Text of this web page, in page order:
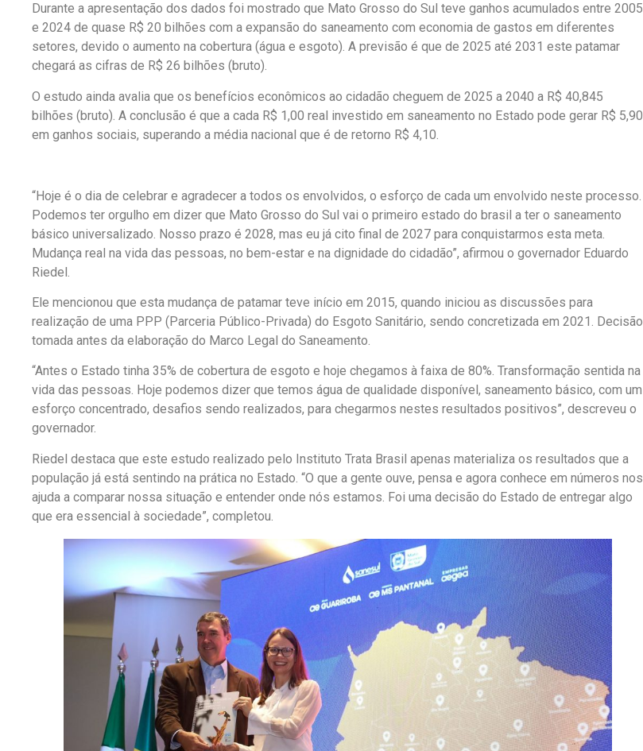
Durante a apresentação dos dados foi mostrado que Mato Grosso do Sul teve ganhos acumulados entre 2005
e 2024 de quase R$ 20 bilhões com a expansão do saneamento com economia de gastos em diferentes
setores, devido o aumento na cobertura (água e esgoto). A previsão é que de 2025 até 2031 este patamar
chegará as cifras de R$ 26 bilhões (bruto).
O estudo ainda avalia que os benefícios econômicos ao cidadão cheguem de 2025 a 2040 a R$ 40,845
bilhões (bruto). A conclusão é que a cada R$ 1,00 real investido em saneamento no Estado pode gerar R$ 5,90
em ganhos sociais, superando a média nacional que é de retorno R$ 4,10.
“Hoje é o dia de celebrar e agradecer a todos os envolvidos, o esforço de cada um envolvido neste processo.
Podemos ter orgulho em dizer que Mato Grosso do Sul vai o primeiro estado do brasil a ter o saneamento
básico universalizado. Nosso prazo é 2028, mas eu já cito final de 2027 para conquistarmos esta meta.
Mudança real na vida das pessoas, no bem-estar e na dignidade do cidadão”, afirmou o governador Eduardo
Riedel.
Ele mencionou que esta mudança de patamar teve início em 2015, quando iniciou as discussões para
realização de uma PPP (Parceria Público-Privada) do Esgoto Sanitário, sendo concretizada em 2021. Decisão
tomada antes da elaboração do Marco Legal do Saneamento.
“Antes o Estado tinha 35% de cobertura de esgoto e hoje chegamos à faixa de 80%. Transformação sentida na
vida das pessoas. Hoje podemos dizer que temos água de qualidade disponível, saneamento básico, com um
esforço concentrado, desafios sendo realizados, para chegarmos nestes resultados positivos”, descreveu o
governador.
Riedel destaca que este estudo realizado pelo Instituto Trata Brasil apenas materializa os resultados que a
população já está sentindo na prática no Estado. “O que a gente ouve, pensa e agora conhece em números nos
ajuda a comparar nossa situação e entender onde nós estamos. Foi uma decisão do Estado de entregar algo
que era essencial à sociedade”, completou.